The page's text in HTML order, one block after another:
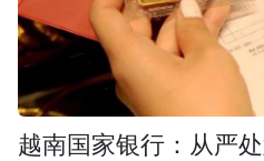
越南国家银行：从严